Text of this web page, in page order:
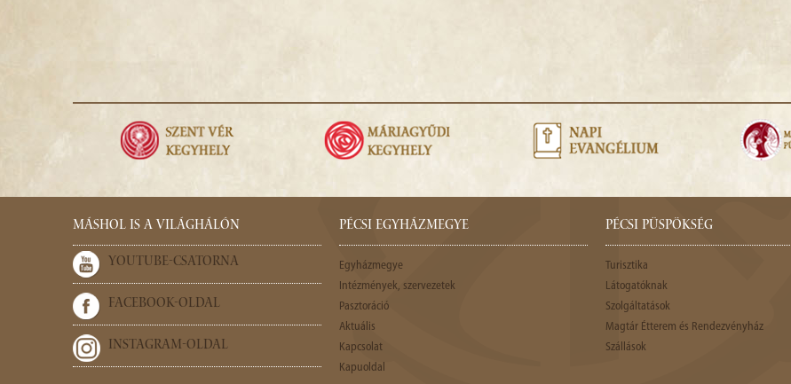
MÁSHOL IS A VILÁGHÁLÓN
YOUTUBE-CSATORNA
FACEBOOK-OLDAL
INSTAGRAM-OLDAL
PÉCSI EGYHÁZMEGYE
Egyházmegye
Intézmények, szervezetek
Pasztoráció
Aktuális
Kapcsolat
Kapuoldal
PÉCSI PÜSPÖKSÉG
Turisztika
Látogatóknak
Szolgáltatások
Magtár Étterem és Rendezvényház
Szállások